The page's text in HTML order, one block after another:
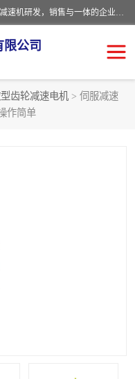
上海精晟邦机电科技有限公司是一家专业从事减速机研发，销售与一体的企业。公司拥有资深技术人员和技术团队服务人才，致力于为广大客户提供专业，细致的产品服务。主营产品有：中型减速电机，微型调速电机，精密行星减速机，蜗轮蜗杆减速机，RFKS四大系列减速机，SKM双曲面齿轮减速机，齿轮减速电机，行星减速机，防爆电机，变频器等系列；产品广泛用于汽车，船舶，能源，环保，包装，物流等领域，欢迎咨询。
限公司
齿轮减速电机 > 伺服减速
作简单
蜗轮蜗杆减速机
元电机